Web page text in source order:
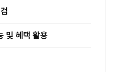
및 혜택 활용